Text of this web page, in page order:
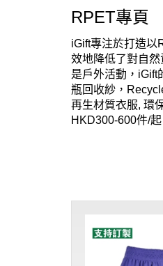
RPET專頁
iGift專注於打造以
效地降低了對自
是戶外活動，iGift
瓶回收紗，
再生材質衣服, 環
HKD300-600件/